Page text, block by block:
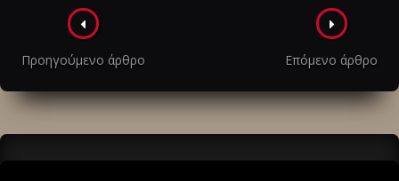
Πλοήγηση
στα
άρθρα
Προηγούμενο άρθρο Επόμενο άρθρο